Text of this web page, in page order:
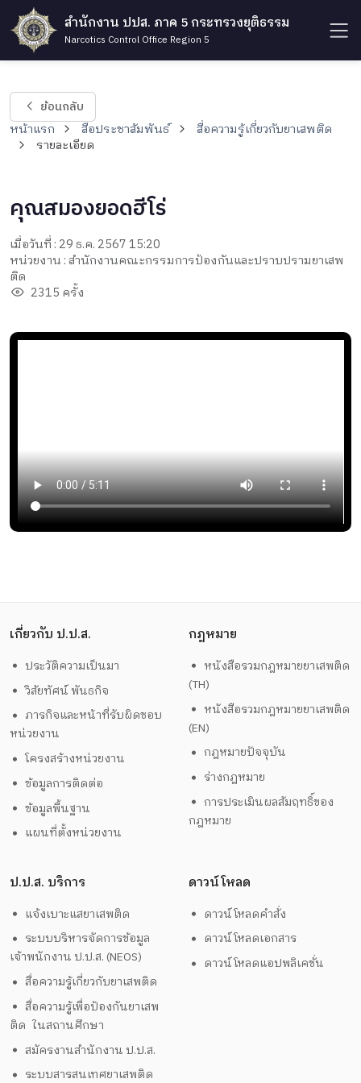
สำนักงาน ปปส. ภาค 5 กระทรวงยุติธรรม
Narcotics Control Office Region 5
ย้อนกลับ
หน้าแรก สื่อประชาสัมพันธ์
สื่อความรู้เกี่ยวกับยาเสพติด
รายละเอียด
คุณสมองยอดฮีโร่
เมื่อวันที่ : 29 ธ.ค. 2567 15:20
หน่วยงาน : สำนักงานคณะกรรมการป้องกันและปราบปรามยาเสพ
ติด
2315 ครั้ง
เกี่ยวกับ ป.ป.ส.
ประวัติความเป็นมา
วิสัยทัศน์ พันธกิจ
ภารกิจและหน้าที่รับผิดชอบ
หน่วยงาน
โครงสร้างหน่วยงาน
ข้อมูลการติดต่อ
ข้อมูลพื้นฐาน
แผนที่ตั้งหน่วยงาน
กฎหมาย
หนังสือรวมกฎหมายยาเสพติด
(TH)
หนังสือรวมกฎหมายยาเสพติด
(EN)
กฎหมายปัจจุบัน
ร่างกฎหมาย
การประเมินผลสัมฤทธิ์ของ
กฎหมาย
ป.ป.ส. บริการ
แจ้งเบาะแสยาเสพติด
ระบบบริหารจัดการข้อมูล
เจ้าพนักงาน ป.ป.ส. (NEOS)
สื่อความรู้เกี่ยวกับยาเสพติด
สื่อความรู้เพื่อป้องกันยาเสพ
ติด ในสถานศึกษา
สมัครงานสำนักงาน ป.ป.ส.
ระบบสารสนเทศยาเสพติด
ดาวน์โหลด
ดาวน์โหลดคำสั่ง
ดาวน์โหลดเอกสาร
ดาวน์โหลดแอปพลิเคชั่น